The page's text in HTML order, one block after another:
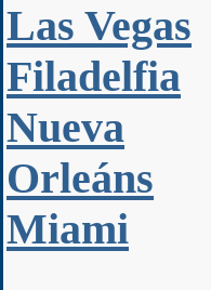
Las Vegas
Filadelfia
Nueva
Orleáns
Miami